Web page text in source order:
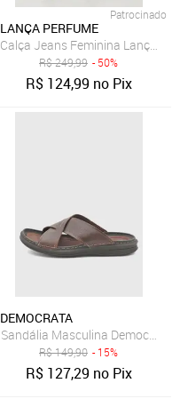
Patrocinado
LANÇA PERFUME
Calça Jeans Feminina Lança
R$249,99 - 50%
R$ 124,99 no Pix
DEMOCRATA
Sandália Masculina Democrata
R$149,90 - 15%
R$ 127,29 no Pix